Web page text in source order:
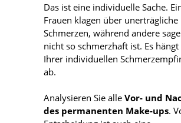
Das ist eine individuelle Sache.
Frauen klagen über unerträgliche
Schmerzen, während andere
nicht so schmerzhaft ist. Es
Ihrer individuellen
ab.
Analysieren Sie alle Vor- und
des permanenten Make-ups.